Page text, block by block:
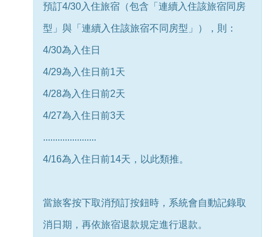
預訂4/30入住旅宿（包含「連續入住該旅宿同房
型」與「連續入住該旅宿不同房型」），則：
4/30為入住日
4/29為入住日前1天
4/28為入住日前2天
4/27為入住日前3天
......................
4/16為入住日前14天，以此類推。
當旅客按下取消預訂按鈕時，系統會自動記錄取
消日期，再依旅宿退款規定進行退款。